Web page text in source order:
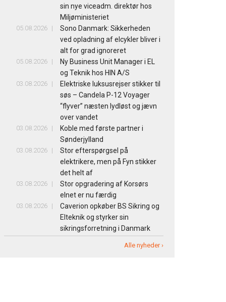
sin nye viceadm. direktør hos
Miljøministeriet
05.08.2026
Sono Danmark: Sikkerheden
ved opladning af elcykler bliver i
alt for grad ignoreret
05.08.2026
Ny Business Unit Manager i EL
og Teknik hos HIN A/S
03.08.2026
Elektriske luksusrejser stikker til
søs – Candela P-12 Voyager
“flyver” næsten lydløst og jævn
over vandet
03.08.2026
Koble med første partner i
Sønderjylland
03.08.2026
Stor efterspørgsel på
elektrikere, men på Fyn stikker
det helt af
03.08.2026
Stor opgradering af Korsørs
elnet er nu færdig
03.08.2026
Caverion opkøber BS Sikring og
Elteknik og styrker sin
sikringsforretning i Danmark
Alle nyheder ›